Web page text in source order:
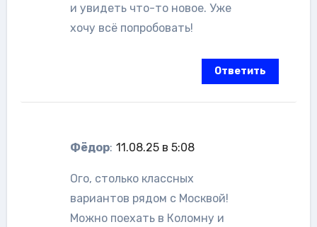
и увидеть что-то новое. Уже
хочу всё попробовать!
Ответить
Фёдор: 11.08.25 в 5:08
Ого, столько классных
вариантов рядом с Москвой!
Можно поехать в Коломну и